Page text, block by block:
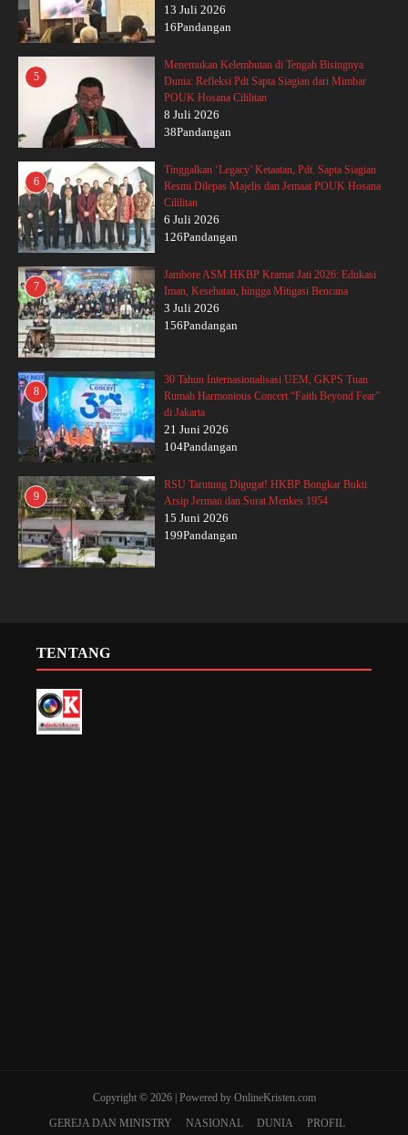
13 Juli 2026
16Pandangan
5
Menemukan Kelembutan di Tengah Bisingnya
Dunia: Refleksi Pdt Sapta Siagian dari Mimbar
POUK Hosana Cililitan
8 Juli 2026
38Pandangan
6
Tinggalkan ‘Legacy’ Ketaatan, Pdt. Sapta Siagian
Resmi Dilepas Majelis dan Jemaat POUK Hosana
Cililitan
6 Juli 2026
126Pandangan
7
Jambore ASM HKBP Kramat Jati 2026: Edukasi
Iman, Kesehatan, hingga Mitigasi Bencana
3 Juli 2026
156Pandangan
8
30 Tahun Internasionalisasi UEM, GKPS Tuan
Rumah Harmonious Concert “Faith Beyond Fear”
di Jakarta
21 Juni 2026
104Pandangan
9
RSU Tarutung Digugat! HKBP Bongkar Bukti
Arsip Jerman dan Surat Menkes 1954
15 Juni 2026
199Pandangan
TENTANG
Copyright © 2026 | Powered by OnlineKristen.com
GEREJA DAN MINISTRY
NASIONAL DUNIA
PROFIL